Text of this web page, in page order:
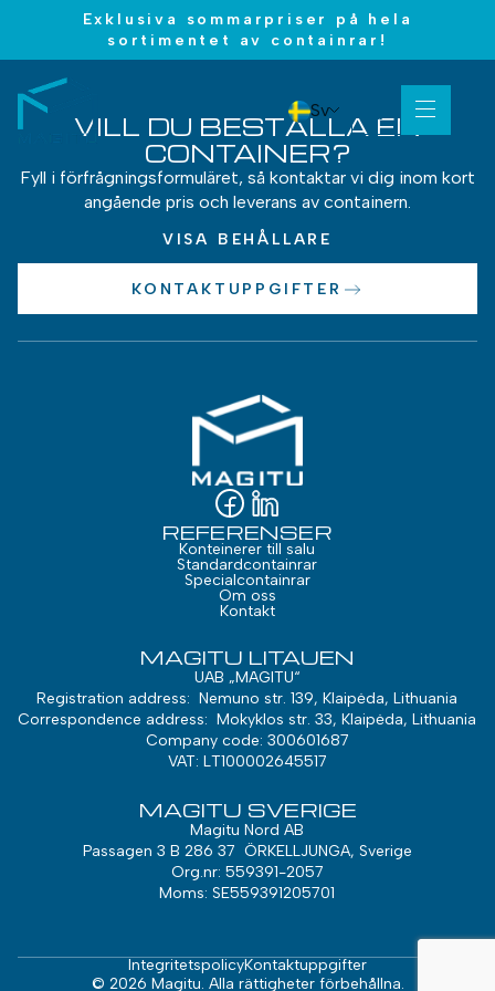
Exklusiva sommarpriser på hela
sortimentet av containrar!
Sv
VILL DU BESTÄLLA EN
CONTAINER?
Fyll i förfrågningsformuläret, så kontaktar vi dig inom kort
angående pris och leverans av containern.
VISA BEHÅLLARE
KONTAKTUPPGIFTER
REFERENSER
Konteinerer till salu
Standardcontainrar
Specialcontainrar
Om oss
Kontakt
MAGITU LITAUEN
UAB „MAGITU“
Registration address: Nemuno str. 139, Klaipėda, Lithuania
Correspondence address: Mokyklos str. 33, Klaipėda, Lithuania
Company code: 300601687
VAT: LT100002645517
MAGITU SVERIGE
Magitu Nord AB
Passagen 3 B 286 37 ÖRKELLJUNGA, Sverige
Org.nr: 559391-2057
Moms: SE559391205701
© 2026 Magitu. Alla rättigheter förbehållna.
IntegritetspolicyKontaktuppgifter